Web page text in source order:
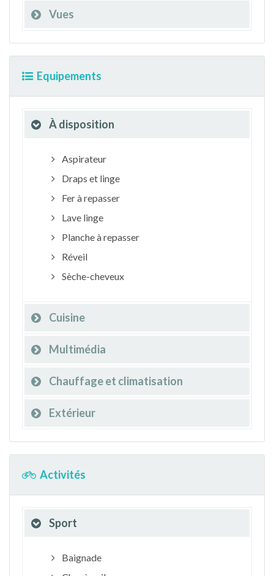
Vues
Equipements
À disposition
Aspirateur
Draps et linge
Fer à repasser
Lave linge
Planche à repasser
Réveil
Sèche-cheveux
Cuisine
Multimédia
Chauffage et climatisation
Extérieur
Activités
Sport
Baignade